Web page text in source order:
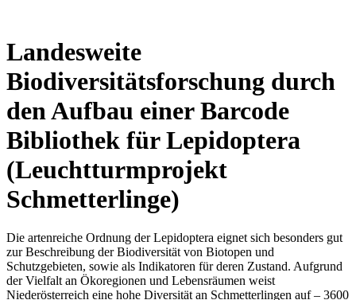
Landesweite
Biodiversitätsforschung durch
den Aufbau einer Barcode
Bibliothek für Lepidoptera
(Leuchtturmprojekt
Schmetterlinge)
Die artenreiche Ordnung der Lepidoptera eignet sich besonders gut
zur Beschreibung der Biodiversität von Biotopen und
Schutzgebieten, sowie als Indikatoren für deren Zustand. Aufgrund
der Vielfalt an Ökoregionen und Lebensräumen weist
Niederösterreich eine hohe Diversität an Schmetterlingen auf – 3600